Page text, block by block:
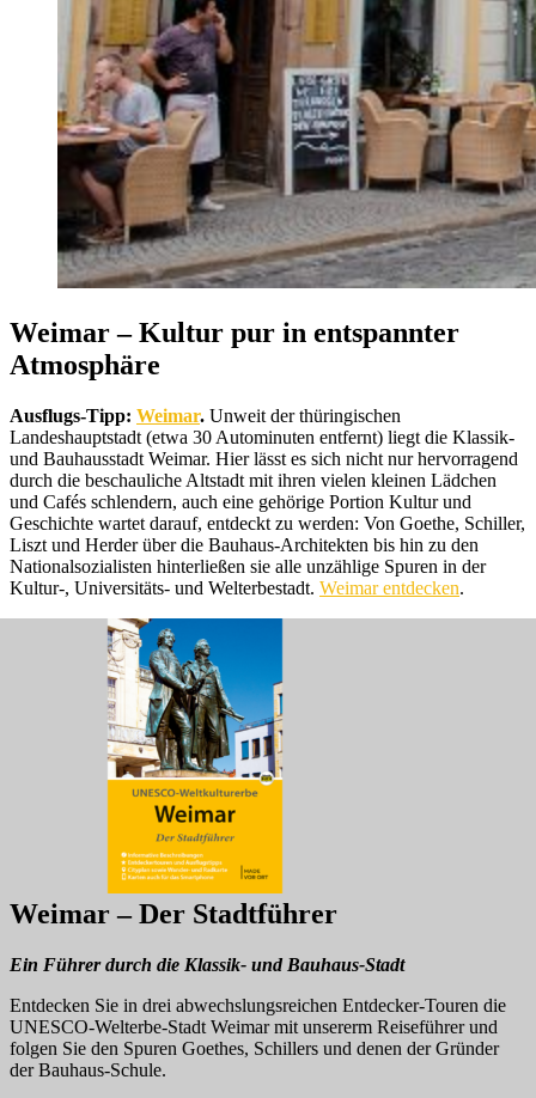
Weimar – Kultur pur in entspannter
Atmosphäre
Ausflugs-Tipp: Weimar. Unweit der thüringischen
Landeshauptstadt (etwa 30 Autominuten entfernt) liegt die Klassik-
und Bauhausstadt Weimar. Hier lässt es sich nicht nur hervorragend
durch die beschauliche Altstadt mit ihren vielen kleinen Lädchen
und Cafés schlendern, auch eine gehörige Portion Kultur und
Geschichte wartet darauf, entdeckt zu werden: Von Goethe, Schiller,
Liszt und Herder über die Bauhaus-Architekten bis hin zu den
Nationalsozialisten hinterließen sie alle unzählige Spuren in der
Kultur-, Universitäts- und Welterbestadt. Weimar entdecken.
Weimar – Der Stadtführer
Ein Führer durch die Klassik- und Bauhaus-Stadt
Entdecken Sie in drei abwechslungsreichen Entdecker-Touren die
UNESCO-Welterbe-Stadt Weimar mit unsererm Reiseführer und
folgen Sie den Spuren Goethes, Schillers und denen der Gründer
der Bauhaus-Schule.